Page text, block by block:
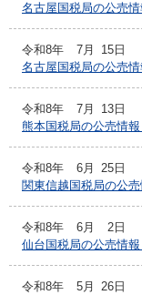
名古屋国税局の公売
令和8年 7月
15日
名古屋国税局の公売
令和8年 7月
13日
熊本国税局の公売情
令和8年 6月
25日
関東信越国税局の公
令和8年 6月
2日
仙台国税局の公売情
令和8年 5月
26日